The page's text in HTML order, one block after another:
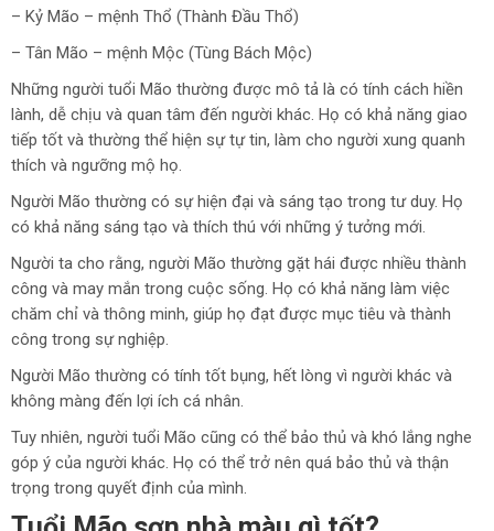
– Kỷ Mão – mệnh Thổ (Thành Đầu Thổ)
– Tân Mão – mệnh Mộc (Tùng Bách Mộc)
Những người tuổi Mão thường được mô tả là có tính cách hiền
lành, dễ chịu và quan tâm đến người khác. Họ có khả năng giao
tiếp tốt và thường thể hiện sự tự tin, làm cho người xung quanh
thích và ngưỡng mộ họ.
Người Mão thường có sự hiện đại và sáng tạo trong tư duy. Họ
có khả năng sáng tạo và thích thú với những ý tưởng mới.
Người ta cho rằng, người Mão thường gặt hái được nhiều thành
công và may mắn trong cuộc sống. Họ có khả năng làm việc
chăm chỉ và thông minh, giúp họ đạt được mục tiêu và thành
công trong sự nghiệp.
Người Mão thường có tính tốt bụng, hết lòng vì người khác và
không màng đến lợi ích cá nhân.
Tuy nhiên, người tuổi Mão cũng có thể bảo thủ và khó lắng nghe
góp ý của người khác. Họ có thể trở nên quá bảo thủ và thận
trọng trong quyết định của mình.